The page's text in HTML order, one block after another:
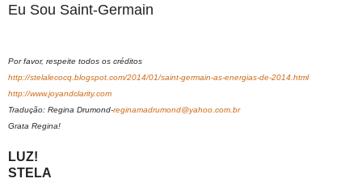
Eu Sou Saint-Germain
Por favor, respeite todos os créditos
http://stelalecocq.blogspot.com/2014/01/saint-germain-as-energias-de-2014.html
http://www.joyandclarity.com
Tradução: Regina Drumond-reginamadrumond@yahoo.com.br
Grata Regina!
LUZ!
STELA